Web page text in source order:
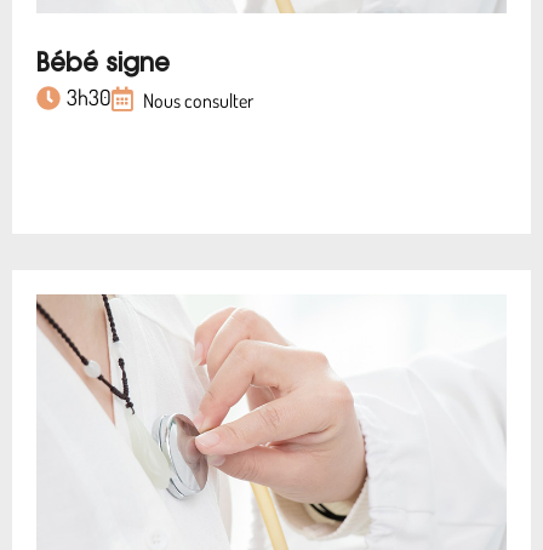
Bébé signe
3h30 Nous consulter